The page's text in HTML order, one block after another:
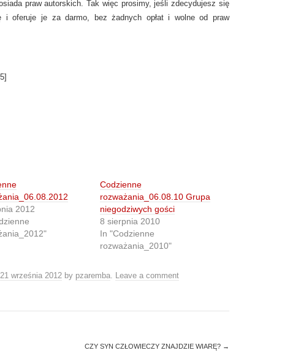
praw autorskich. Tak więc prosimy, jeśli zdecydujesz się
oferuje je za darmo, bez żadnych opłat i wolne od praw
5]
2012
Codzienne
rozważania_06.08.10 Grupa
niegodziwych gości
8 sierpnia 2010
In "Codzienne
rozważania_2010"
21 września 2012 by pzaremba. Leave a comment
CZY SYN CZŁOWIECZY ZNAJDZIE WIARĘ? →